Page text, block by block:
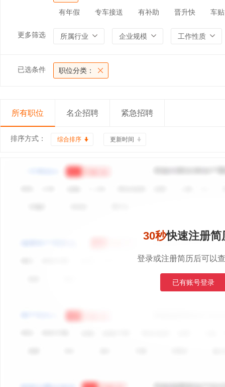
有年假 专车接送 有补助 晋升快 车贴
更多筛选 所属行业 企业规模 工作性质
已选条件 职位分类：
所有职位 名企招聘 紧急招聘
排序方式： 综合排序 更新时间
30秒快速注册简
登录或注册简历后可以
已有账号登录